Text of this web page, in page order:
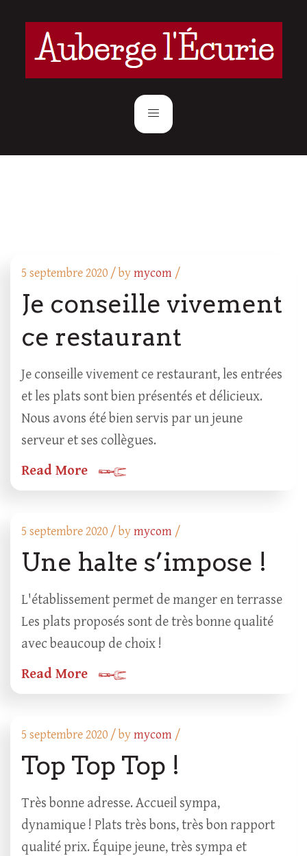
5 septembre 2020 /bymycom /
Je conseille vivement
ce restaurant
Je conseille vivement ce restaurant, les entrées
et les plats sont bien présentés et délicieux.
Nous avons été bien servis par un jeune
serveur et ses collègues.
Read More
5 septembre 2020 /bymycom /
Une halte s’impose !
L'établissement permet de manger en terrasse
Les plats proposés sont de très bonne qualité
avec beaucoup de choix !
Read More
5 septembre 2020 /bymycom /
Top Top Top !
Très bonne adresse. Accueil sympa,
dynamique ! Plats très bons, très bon rapport
qualité prix. Équipe jeune, très sympa et